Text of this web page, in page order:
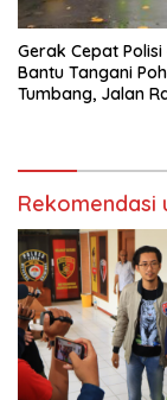
Gerak Cepat Polisi
Bantu Tangani
Tumbang, Jalan
Rekomendasi